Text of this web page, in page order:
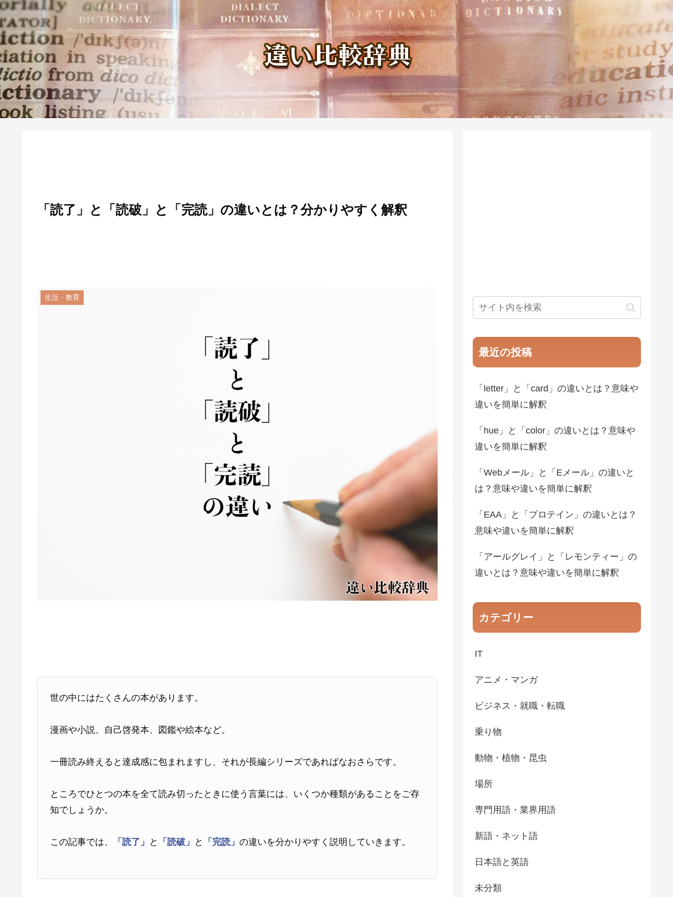
「読了」と「読破」と「完読」の違いとは？分かりやすく解釈
生活・教育
世の中にはたくさんの本があります。
漫画や小説、自己啓発本、図鑑や絵本など。
一冊読み終えると達成感に包まれますし、それが長編シリーズであればなおさらです。
ところでひとつの本を全て読み切ったときに使う言葉には、いくつか種類があることをご存
知でしょうか。
この記事では、 「読了」 と 「読破」 と 「完読」の違いを分かりやすく説明していきます。
最近の投稿
「letter」と「card」の違いとは？意味や
違いを簡単に解釈
「hue」と「color」の違いとは？意味や
違いを簡単に解釈
「Webメール」と「Eメール」の違いと
は？意味や違いを簡単に解釈
「EAA」と「プロテイン」の違いとは？
意味や違いを簡単に解釈
「アールグレイ」と「レモンティー」の
違いとは？意味や違いを簡単に解釈
カテゴリー
IT
アニメ・マンガ
ビジネス・就職・転職
乗り物
動物・植物・昆虫
場所
専門用語・業界用語
新語・ネット語
日本語と英語
未分類